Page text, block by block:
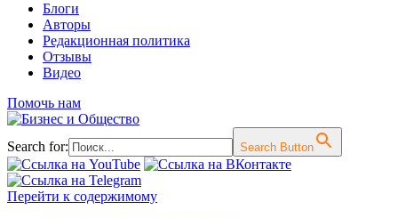
Блоги
Авторы
Редакционная политика
Отзывы
Видео
Помочь нам
Search for: Search Button
Перейти к содержимому